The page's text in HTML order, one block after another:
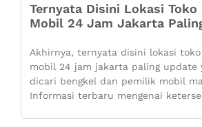
Ternyata Disini Lokasi Toko
Mobil 24 Jam Jakarta
Akhirnya, ternyata disini lokasi
mobil 24 jam jakarta paling update
dicari bengkel dan pemilik mobil
Informasi terbaru mengenai